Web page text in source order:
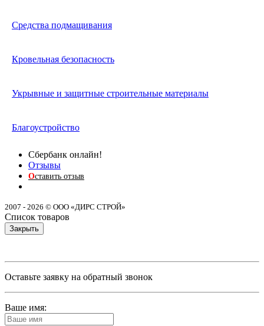
Средства подмащивания
Кровельная безопасность
Укрывные и защитные строительные материалы
Благоустройство
Сбербанк онлайн!
Отзывы
Оставить отзыв
2007 - 2026 © ООО «ДИРС СТРОЙ»
Список товаров
Закрыть
Оставьте заявку на обратный звонок
Ваше имя: